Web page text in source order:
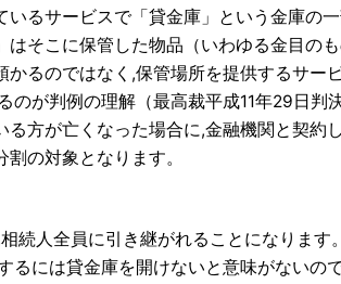
るサービスで「貸金庫」という金庫の
はそこに保管した物品（いわゆる金目の
るのではなく,保管場所を提供するサー
のが判例の理解（最高裁平成11年29日判
る方が亡くなった場合に,金融機関と契約
の対象となります。
続人全員に引き継がれることになります
るには貸金庫を開けないと意味がないの